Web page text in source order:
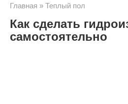
Главная » Теплый пол
Как сделать
самостоятельно